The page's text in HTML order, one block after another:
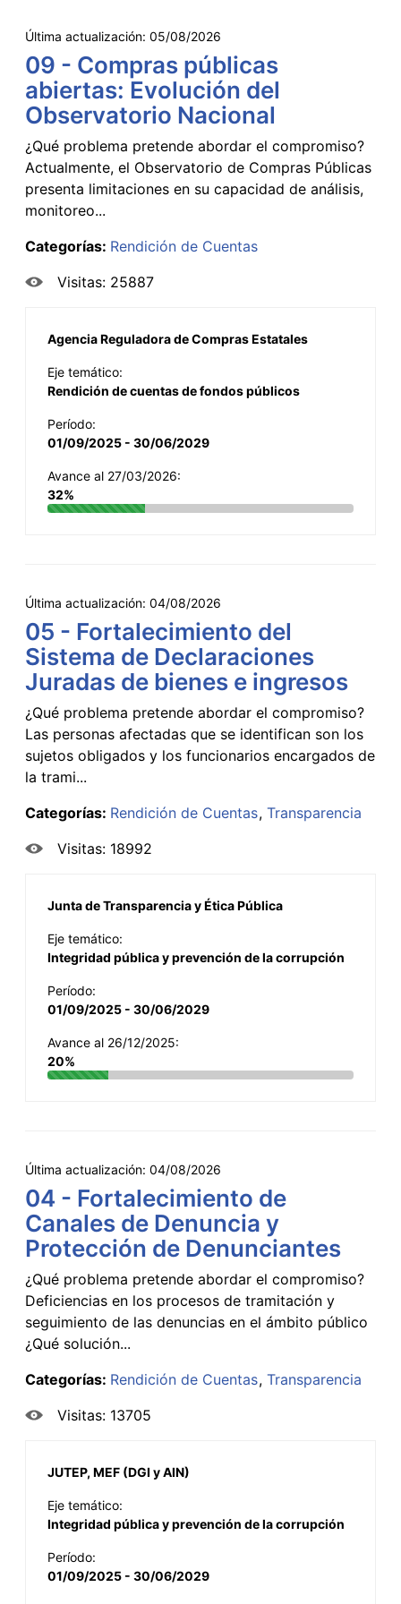
Última actualización: 05/08/2026
09 - Compras públicas
abiertas: Evolución del
Observatorio Nacional
¿Qué problema pretende abordar el compromiso?
Actualmente, el Observatorio de Compras Públicas
presenta limitaciones en su capacidad de análisis,
monitoreo...
Categorías: Rendición de Cuentas
Visitas: 25887
Agencia Reguladora de Compras Estatales
Eje temático:
Rendición de cuentas de fondos públicos
Período:
01/09/2025 - 30/06/2029
Avance al 27/03/2026:
32%
Última actualización: 04/08/2026
05 - Fortalecimiento del
Sistema de Declaraciones
Juradas de bienes e ingresos
¿Qué problema pretende abordar el compromiso?
Las personas afectadas que se identifican son los
sujetos obligados y los funcionarios encargados de
la trami...
Categorías: Rendición de Cuentas Transparencia
Visitas: 18992
Junta de Transparencia y Ética Pública
Eje temático:
Integridad pública y prevención de la corrupción
Período:
01/09/2025 - 30/06/2029
Avance al 26/12/2025:
20%
Última actualización: 04/08/2026
04 - Fortalecimiento de
Canales de Denuncia y
Protección de Denunciantes
¿Qué problema pretende abordar el compromiso?
Deficiencias en los procesos de tramitación y
seguimiento de las denuncias en el ámbito público
¿Qué solución...
Categorías: Rendición de Cuentas Transparencia
Visitas: 13705
JUTEP, MEF (DGI y AIN)
Eje temático:
Integridad pública y prevención de la corrupción
Período:
01/09/2025 - 30/06/2029